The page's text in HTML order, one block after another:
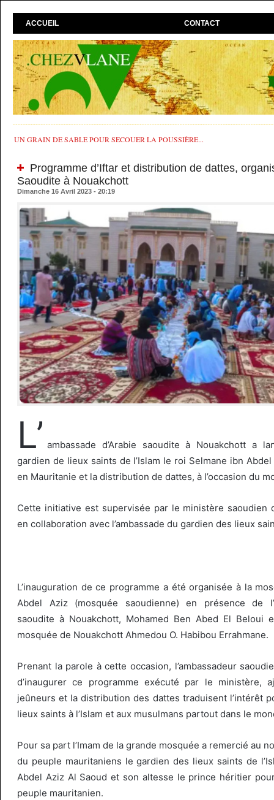
ACCUEIL CONTACT
UN GRAIN DE SABLE POUR SECOUER LA POUSSIÈRE...
Programme d’Iftar et distribution de dattes,
Saoudite à Nouakchott
Dimanche 16 Avril 2023 - 20:19
L’ ambassade d’Arabie saoudite à Nouakchott a
gardien de lieux saints de l’Islam le roi Selmane ibn
en Mauritanie et la distribution de dattes, à l’occasion du
Cette initiative est supervisée par le ministère saoudien
en collaboration avec l’ambassade du gardien des lieux
L’inauguration de ce programme a été organisée à la
Abdel Aziz (mosquée saoudienne) en présence de
saoudite à Nouakchott, Mohamed Ben Abed El Beloui
mosquée de Nouakchott Ahmedou O. Habibou Errahmane.
Prenant la parole à cette occasion, l’ambassadeur
d’inaugurer ce programme exécuté par le ministère,
jeûneurs et la distribution des dattes traduisent l’intérêt
lieux saints à l’Islam et aux musulmans partout dans le
Pour sa part l’Imam de la grande mosquée a remercié au
du peuple mauritaniens le gardien des lieux saints de
Abdel Aziz Al Saoud et son altesse le prince héritier
peuple mauritanien.